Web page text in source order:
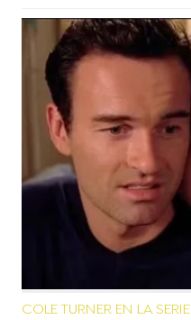
COLE TURNER EN LA SERIE